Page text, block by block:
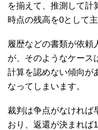
を揃えて、推測して計
時点の残高を0として
履歴などの書類が依頼
が、そのようなケース
計算を認めない傾向が
なってしまいます。
裁判は争点がなければ
おり、返還が決まれば